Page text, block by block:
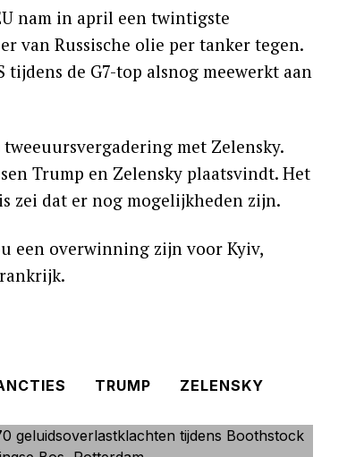
nam in april een twintigste
van Russische olie per tanker tegen.
tijdens de G7-top alsnog meewerkt aan
met Zelensky.
Trump en Zelensky plaatsvindt. Het
zei dat er nog mogelijkheden zijn.
een overwinning zijn voor Kyiv,
TRUMP ZELENSKY